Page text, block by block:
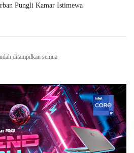
Pungli Kamar Istimewa
ditampilkan semua